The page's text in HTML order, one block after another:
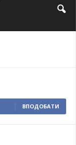
ВПОДОБАТИ